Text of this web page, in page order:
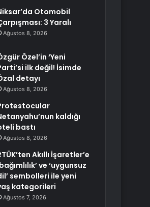
Otomobil
3 Yaralı
Ağustos 8, 2026
Özel’in ‘Yeni
ilk değil! İsimde
detayı
Ağustos 8, 2026
kaldığı
bastı
Ağustos 8, 2026
Akıllı İşaretler’e
ve ‘uygunsuz
sembolleri ile yeni
kategorileri
Ağustos 7, 2026